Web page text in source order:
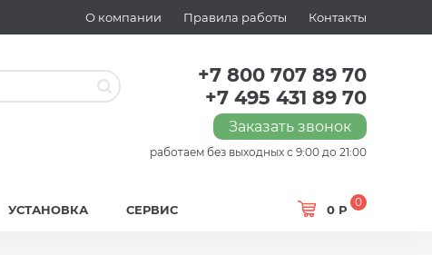
О компании Правила работы Контакты
+7 800 707 89 70
+7 495 431 89 70
Заказать звонок
работаем без выходных с 9:00 до 21:00
0 Р
0
УСТАНОВКА СЕРВИС